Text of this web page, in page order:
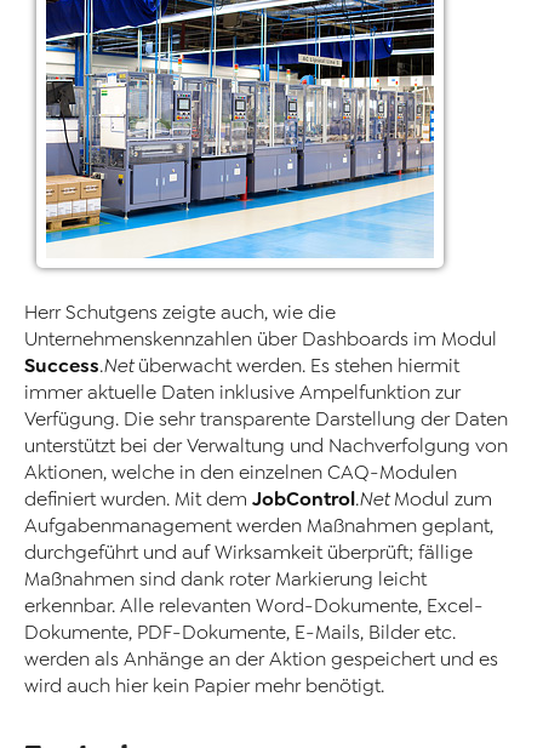
Herr Schutgens zeigte auch, wie die
Unternehmenskennzahlen über Dashboards im Modul
Success.Netüberwacht werden. Es stehen hiermit
immer aktuelle Daten inklusive Ampelfunktion zur
Verfügung. Die sehr transparente Darstellung der Daten
unterstützt bei der Verwaltung und Nachverfolgung von
Aktionen, welche in den einzelnen CAQ-Modulen
definiert wurden. Mit dem JobControl.NetModul zum
Aufgabenmanagement werden Maßnahmen geplant,
durchgeführt und auf Wirksamkeit überprüft; fällige
Maßnahmen sind dank roter Markierung leicht
erkennbar. Alle relevanten Word-Dokumente, Excel-
Dokumente, PDF-Dokumente, E-Mails, Bilder etc.
werden als Anhänge an der Aktion gespeichert und es
wird auch hier kein Papier mehr benötigt.